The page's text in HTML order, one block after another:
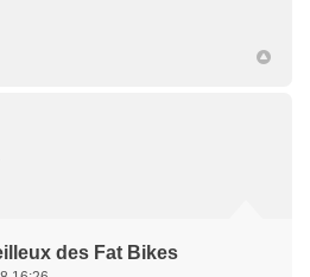
des Fat Bikes